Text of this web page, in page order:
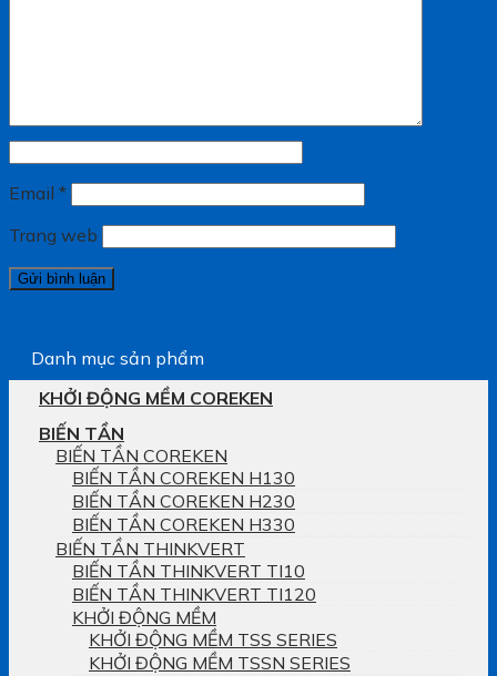
Email *
Trang web
Danh mục sản phẩm
KHỞI ĐỘNG MỀM COREKEN
BIẾN TẦN
BIẾN TẦN COREKEN
BIẾN TẦN COREKEN H130
BIẾN TẦN COREKEN H230
BIẾN TẦN COREKEN H330
BIẾN TẦN THINKVERT
BIẾN TẦN THINKVERT TI10
BIẾN TẦN THINKVERT TI120
KHỞI ĐỘNG MỀM
KHỞI ĐỘNG MỀM TSS SERIES
KHỞI ĐỘNG MỀM TSSN SERIES